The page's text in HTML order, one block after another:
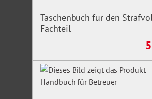
Taschenbuch für den
Fachteil